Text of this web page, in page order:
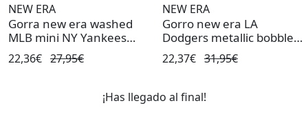
NEW ERA
Gorra new era washed
MLB mini NY Yankees
verde de mujer.
22,36€ 27,95€
NEW ERA
Gorro new era LA
Dodgers metallic bobble
negro de mujer.
22,37€ 31,95€
¡Has llegado al final!